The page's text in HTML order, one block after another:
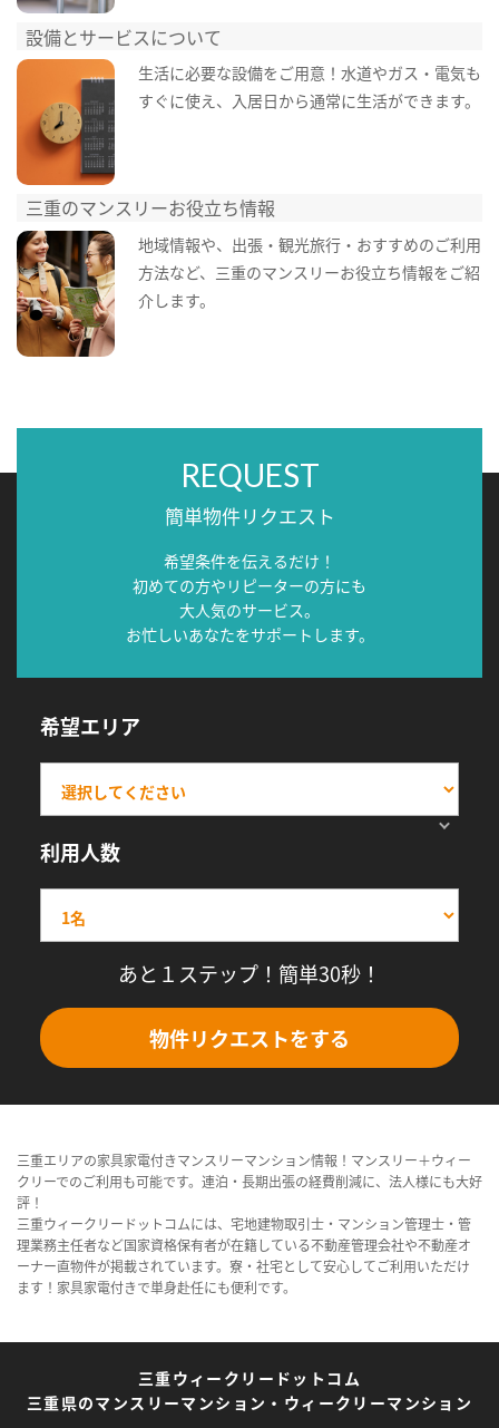
設備とサービスについて
生活に必要な設備をご用意！水道やガス・電気も
すぐに使え、入居日から通常に生活ができます。
三重のマンスリーお役立ち情報
地域情報や、出張・観光旅行・おすすめのご利用
方法など、三重のマンスリーお役立ち情報をご紹
介します。
REQUEST
簡単物件リクエスト
希望条件を伝えるだけ！
初めての方やリピーターの方にも
大人気のサービス。
お忙しいあなたをサポートします。
希望エリア
利用人数
あと１ステップ！簡単30秒！
物件リクエストをする
三重エリアの家具家電付きマンスリーマンション情報！マンスリー＋ウィー
クリーでのご利用も可能です。連泊・長期出張の経費削減に、法人様にも大好
評！
三重ウィークリードットコムには、宅地建物取引士・マンション管理士・管
理業務主任者など国家資格保有者が在籍している不動産管理会社や不動産オ
ーナー直物件が掲載されています。寮・社宅として安心してご利用いただけ
ます！家具家電付きで単身赴任にも便利です。
三重ウィークリードットコム
三重県のマンスリーマンション・ウィークリーマンション